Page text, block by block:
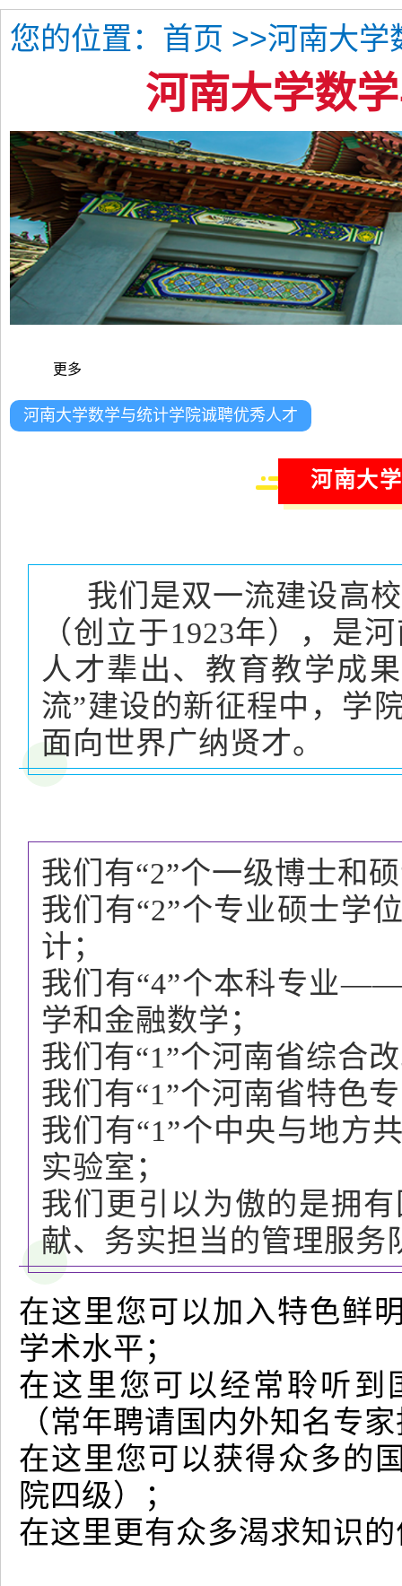
您的位置： 首页 >>河南大学
河南大学数
更多
河南大学数学与统计学院诚聘优秀人才
河南大
我们是双一流建设高
（创立于1923年），是
人才辈出、教育教学成
流”建设的新征程中，学
面向世界广纳贤才。
我们有“2”个一级博士和
我们有“2”个专业硕士
计；
我们有“4”个本科专业
学和金融数学；
我们有“1”个河南省综合
我们有“1”个河南省特色
我们有“1”个中央与地
实验室；
我们更引以为傲的是拥
献、务实担当的管理服务
在这里您可以加入特色鲜
学术水平；
在这里您可以经常聆听
（常年聘请国内外知名专
在这里您可以获得众多的
院四级）；
在这里更有众多渴求知识